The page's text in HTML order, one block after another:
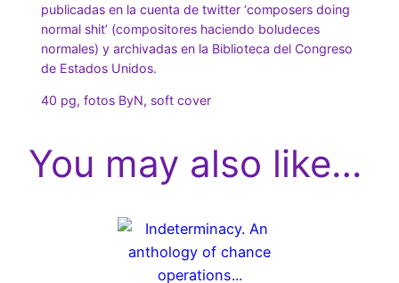
o
m
publicadas en la cuenta de twitter ‘composers doing
normal shit’ (compositores haciendo boludeces
normales) y archivadas en la Biblioteca del Congreso
de Estados Unidos.
40 pg, fotos ByN, soft cover
You may also like…